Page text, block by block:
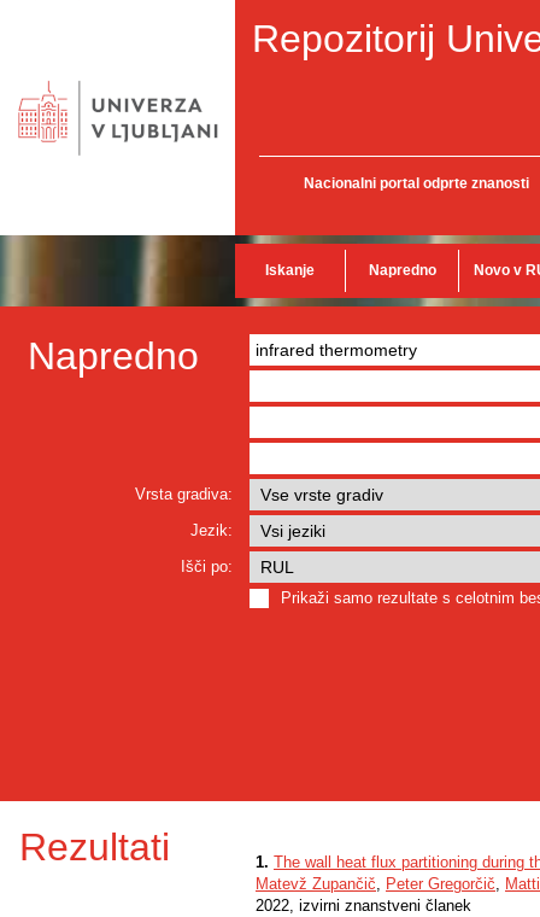
Repozitorij
Nacionalni portal odprte znanosti
Iskanje Napredno Novo v
Napredno
Vrsta gradiva:
Jezik:
Išči po:
Prikaži samo rezultate s celotnim
Rezultati 1. The wall heat flux partitioning during
Matevž Zupančič, Peter Gregorčič,
2022, izvirni znanstveni članek